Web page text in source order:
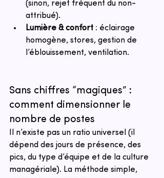
(sinon, rejet fréquent du non-
attribué).
Lumière & confort : éclairage
homogène, stores, gestion de
l’éblouissement, ventilation.
Sans chiffres “magiques” :
comment dimensionner le
nombre de postes
Il n’existe pas un ratio universel (il
dépend des jours de présence, des
pics, du type d’équipe et de la culture
managériale). La méthode simple,